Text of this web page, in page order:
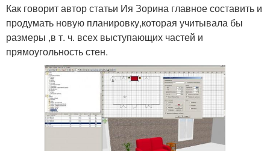
Как говорит автор статьи Ия Зорина главное составить и
продумать новую планировку,которая учитывала бы
размеры ,в т. ч. всех выступающих частей и
прямоугольность стен.